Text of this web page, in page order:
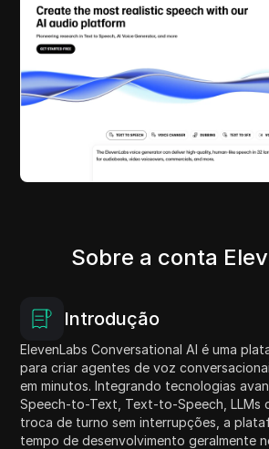
Sobre a conta
Introdução
ElevenLabs Conversational AI é uma
para criar agentes de voz
em minutos. Integrando tecnologias
Speech-to-Text, Text-to-Speech, LLMs
troca de turno sem interrupções, a
tempo de desenvolvimento geralmente